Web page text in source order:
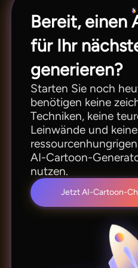
Bereit, einen
für Ihr
generieren?
Starten Sie noch
benötigen keine
Techniken, keine
Leinwände und
AI-Cartoon-
nutzen.
Jetzt AI-Cartoon-